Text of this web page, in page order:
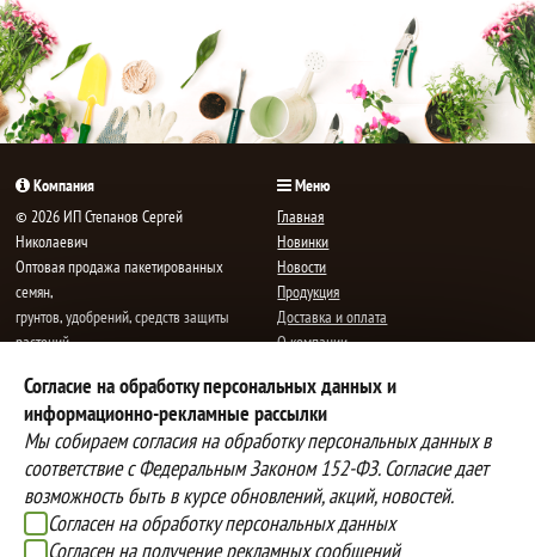
корзине!
Согласие на обработку персональных данных и
информационно-рекламные рассылки
Мы собираем согласия на обработку персональных данных в
соответствие с Федеральным Законом 152-ФЗ. Согласие дает
возможность быть в курсе обновлений, акций, новостей.
Согласен на обработку персональных данных
Согласен на получение рекламных сообщений
Компания
© 2026 ИП Степанов Сергей
Николаевич
Oптовая продажа пакетированных
семян,
грунтов, удобрений, средств защиты
растений.
E-mail:mail@semenauspeha.ru
Телефон: +7 (8352) 28-80-34
Адрес: г. Чебоксары, пр. Мира 76 А
Меню
Главная
Новинки
Новости
Продукция
Доставка и оплата
О компании
Контакты
Способы оплаты
Доставка